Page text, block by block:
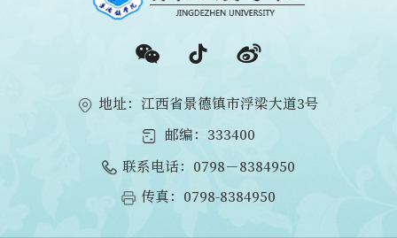
地址：江西省景德镇市浮梁大道3号
邮编：333400
联系电话：0798－8384950
传真：0798-8384950